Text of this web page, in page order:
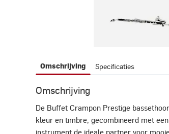
Omschrijving Specificaties
Omschrijving
De Buffet Crampon Prestige
kleur en timbre, gecombineerd met
instrument de ideale partner voor